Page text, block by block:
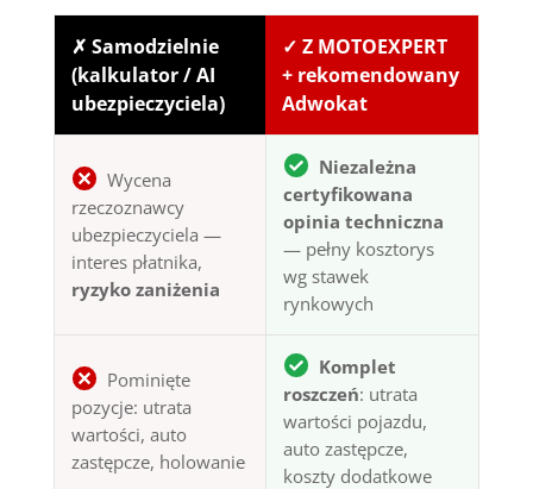
✗ Samodzielnie
(kalkulator / AI
ubezpieczyciela)
✓ Z MOTOEXPERT
+ rekomendowany
Adwokat
Wycena
rzeczoznawcy
ubezpieczyciela —
interes płatnika,
ryzyko zaniżenia
Niezależna
certyfikowana
opinia techniczna
— pełny kosztorys
wg stawek
rynkowych
Pominięte
pozycje: utrata
wartości, auto
zastępcze, holowanie
Komplet
roszczeń: utrata
wartości pojazdu,
auto zastępcze,
koszty dodatkowe